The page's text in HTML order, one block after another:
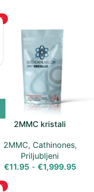
2MMC kristali
2MMC, Cathinones,
Priljubljeni
€11.95 - €1,999.95